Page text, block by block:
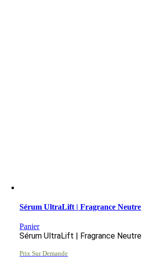
Sérum UltraLift | Fragrance Neutre
Panier
Sérum UltraLift | Fragrance Neutre
Prix Sur Demande